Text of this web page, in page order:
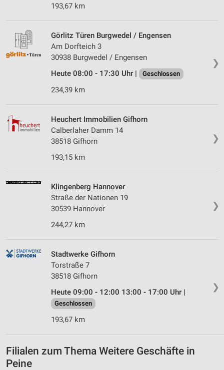
193,67 km
❯
Görlitz Türen Burgwedel / Engensen
Am Dorfteich 3
30938 Burgwedel / Engensen
Heute 08:00 - 17:30 Uhr |
Geschlossen
234,39 km
❯
Heuchert Immobilien Gifhorn
Calberlaher Damm 14
38518 Gifhorn
193,15 km
❯
Klingenberg Hannover
Straße der Nationen 19
30539 Hannover
244,27 km
❯
Stadtwerke Gifhorn
Torstraße 7
38518 Gifhorn
Heute 09:00 - 12:00 13:00 - 17:00 Uhr |
Geschlossen
193,67 km
Filialen zum Thema Weitere Geschäfte in
Peine